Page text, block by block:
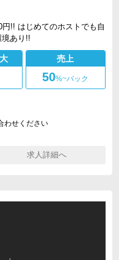
!! はじめてのホストでも自
あり!!
売上
50%~バック
わせください
求人詳細へ